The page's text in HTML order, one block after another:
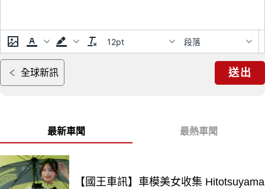
12pt 段落
全球新訊 送出
最新車聞 最熱車聞
【國王車訊】車模美女收集 Hitotsuyama